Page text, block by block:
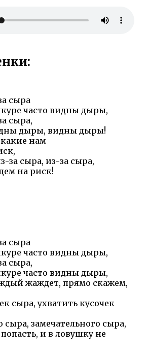
сыра
часто видны дыры,
сыра,
дыры, видны дыры!
нам
за сыра, из-за сыра,
на риск!
сыра
часто видны дыры,
сыра,
часто видны дыры,
жаждет, прямо скажем,
сыра, ухватить кусочек
сыра, замечательного сыра,
и в ловушку не